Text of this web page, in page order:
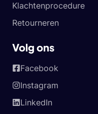
Klachtenprocedure
Retourneren
Volg ons
Facebook
Instagram
LinkedIn